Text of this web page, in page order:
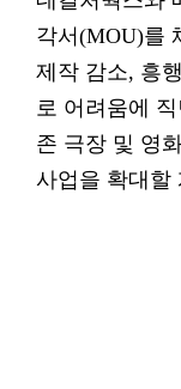
각서(MOU)를
제작 감소, 흥
로 어려움에
존 극장 및 영
사업을 확대할